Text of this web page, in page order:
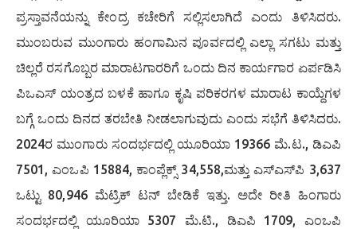
ಪ್ರಸ್ತಾವನೆಯನ್ನು ಕೇಂದ್ರ ಕಚೇರಿಗೆ ಸಲ್ಲಿಸಲಾಗಿದೆ ಎಂದು ತಿಳಿಸಿದರು.
ಮುಂಬರುವ ಮುಂಗಾರು ಹಂಗಾಮಿನ ಪೂರ್ವದಲ್ಲಿ ಎಲ್ಲಾ ಸಗಟು ಮತ್ತು
ಚಿಲ್ಲರೆ ರಸಗೊಬ್ಬರ ಮಾರಾಟಗಾರರಿಗೆ ಒಂದು ದಿನ ಕಾರ್ಯಗಾರ ಏರ್ಪಡಿಸಿ
ಪಿಒಎಸ್ ಯಂತ್ರದ ಬಳಕೆ ಹಾಗೂ ಕೃಷಿ ಪರಿಕರಗಳ ಮಾರಾಟ ಕಾಯ್ದೆಗಳ
ಬಗ್ಗೆ ಒಂದು ದಿನದ ತರಬೇತಿ ನೀಡಲಾಗುವುದು ಎಂದು ಸಭೆಗೆ ತಿಳಿಸಿದರು.
2024ರ ಮುಂಗಾರು ಸಂದರ್ಭದಲ್ಲಿ ಯೂರಿಯಾ 19366 ಮೆ.ಟ., ಡಿಎಪಿ
7501, ಎಂಒಪಿ 15884, ಕಾಂಪ್ಲೆಕ್ಸ್ 34,558,ಮತ್ತು ಎಸ್‍ಎಸ್‍ಪಿ 3,637
ಒಟ್ಟು 80,946 ಮೆಟ್ರಿಕ್ ಟನ್ ಬೇಡಿಕೆ ಇತ್ತು. ಅದೇ ರೀತಿ ಹಿಂಗಾರು
ಸಂದರ್ಭದಲ್ಲಿ ಯೂರಿಯಾ 5307 ಮೆ.ಟಿ., ಡಿಎಪಿ 1709, ಎಂಒಪಿ